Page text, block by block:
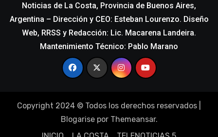
Noticias de La Costa, Provincia de Buenos Aires,
Argentina – Dirección y CEO: Esteban Lourenzo. Diseño
Web, RRSS y Redacción: Lic. Macarena Landeira.
Mantenimiento Técnico: Pablo Marano
Copyright 2024 © Todos los derechos reservados
Blogarisepor Themeansar.